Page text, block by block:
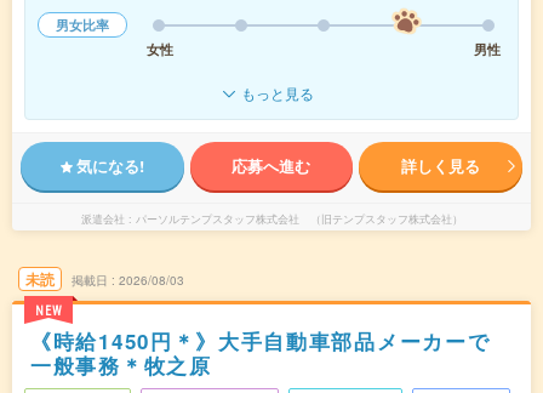
男女比率
女性
男性
もっと見る
気になる! 応募へ進む 詳しく見る
派遣会社 パーソルテンプスタッフ株式会社 （旧テンプスタッフ株式会社）
未読
NEW
掲載日 2026/08/03
《時給1450円＊》大手自動車部品メーカーで
一般事務＊牧之原